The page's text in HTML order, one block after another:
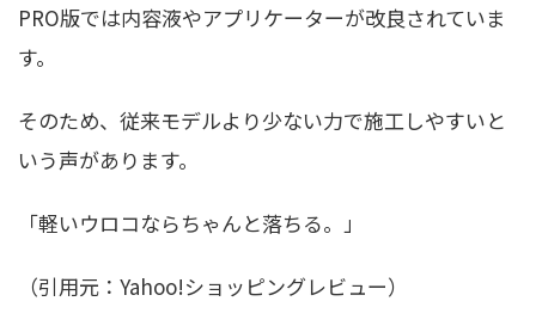
PRO版では内容液やアプリケーターが改良されていま
す。
そのため、従来モデルより少ない力で施工しやすいと
いう声があります。
「軽いウロコならちゃんと落ちる。」
（引用元：Yahoo!ショッピングレビュー）